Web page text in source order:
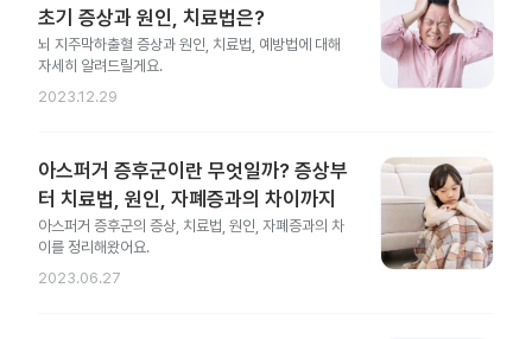
초기 증상과 원인, 치료법은?
뇌 지주막하출혈 증상과 원인, 치료법, 예방법에 대해
자세히 알려드릴게요.
2023.12.29
아스퍼거 증후군이란 무엇일까? 증상부
터 치료법, 원인, 자폐증과의 차이까지
아스퍼거 증후군의 증상, 치료법, 원인, 자폐증과의 차
이를 정리해왔어요.
2023.06.27